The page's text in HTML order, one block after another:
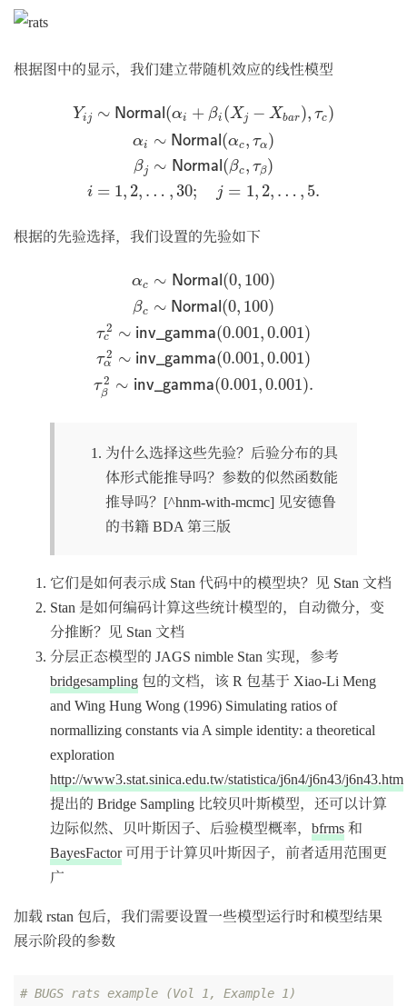
根据图中的显示，我们建立带随机效应的线性模型
Yij ∼ Normal(αi + βi (Xj − Xbar), τc)
αi ∼ Normal(αc, τα)
βj ∼ Normal(βc, τβ)
i = 1, 2, … ,30; j = 1, 2, … , 5.
rm αi+βi(Xj−X b r), τc)α No m al( α
根据的先验选择，我们设置的先验如下
αc ∼ Normal(0, 100)
βc ∼ Norma (0, 100)
τ2
c ∼ inv gamma(0.001,0.001)
τ2
α ∼ inv_gamma(0.001,0.001)
τ2
β ∼ inv_gamma(0.001,0.001).
100 ∼Normal( 0,100
为什么选择这些先验？后验分布的具
体形式能推导吗？参数的似然函数能
推导吗？[^hnm-with-mcmc] 见安德鲁
的书籍 BDA 第三版
它们是如何表示成 Stan 代码中的模型块？见 Stan 文档
Stan 是如何编码计算这些统计模型的，自动微分，变
分推断？见 Stan 文档
分层正态模型的 JAGS nimble Stan 实现，参考
bridgesampling 包的文档，该 R 包基于 Xiao-Li Meng
and Wing Hung Wong (1996) Simulating ratios of
normallizing constants via A simple identity: a theoretical
exploration
http://www3.stat.sinica.edu.tw/statistica/j6n4/j6n43/j6n43.htm
提出的 Bridge Sampling 比较贝叶斯模型，还可以计算
边际似然、贝叶斯因子、后验模型概率， bfrms和
BayesFactor可用于计算贝叶斯因子，前者适用范围更
广
加载 rstan 包后，我们需要设置一些模型运行时和模型结果
展示阶段的参数
# BUGS rats example (Vol 1, Example 1)